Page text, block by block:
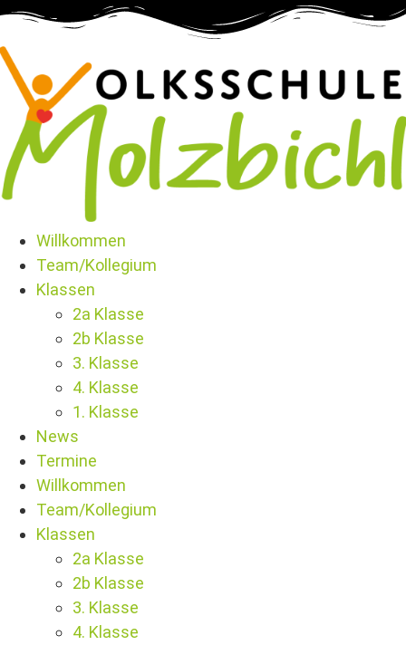
Willkommen
Team/Kollegium
Klassen
2a Klasse
2b Klasse
3. Klasse
4. Klasse
1. Klasse
News
Termine
Willkommen
Team/Kollegium
Klassen
2a Klasse
2b Klasse
3. Klasse
4. Klasse